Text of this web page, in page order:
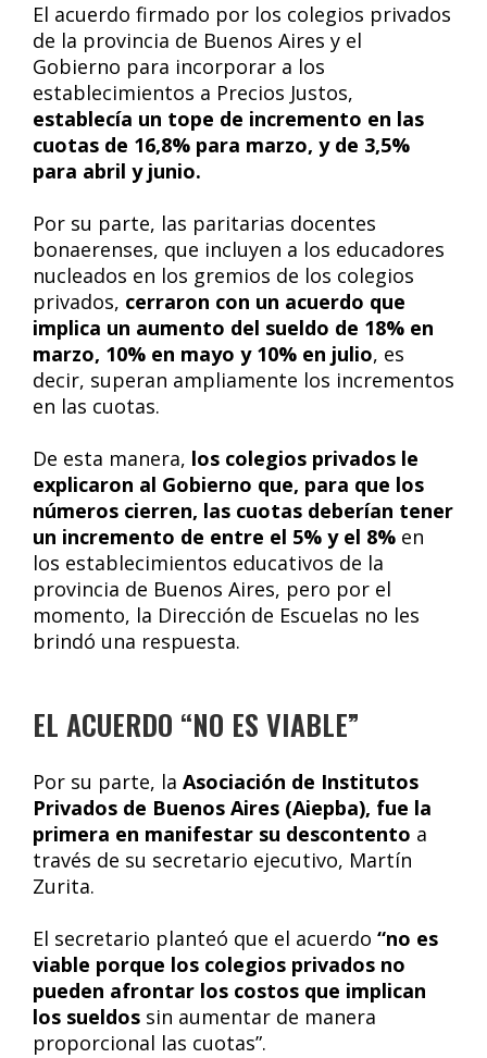
El acuerdo firmado por los colegios privados
de la provincia de Buenos Aires y el
Gobierno para incorporar a los
establecimientos a Precios Justos,
establecía un tope de incremento en las
cuotas de 16,8% para marzo, y de 3,5%
para abril y junio.
Por su parte, las paritarias docentes
bonaerenses, que incluyen a los educadores
nucleados en los gremios de los colegios
privados, cerraron con un acuerdo que
implica un aumento del sueldo de 18% en
marzo, 10% en mayo y 10% en julio, es
decir, superan ampliamente los incrementos
en las cuotas.
De esta manera, los colegios privados le
explicaron al Gobierno que, para que los
números cierren, las cuotas deberían tener
un incremento de entre el 5% y el 8% en
los establecimientos educativos de la
provincia de Buenos Aires, pero por el
momento, la Dirección de Escuelas no les
brindó una respuesta.
EL ACUERDO “NO ES VIABLE”
Por su parte, la Asociación de Institutos
Privados de Buenos Aires (Aiepba), fue la
primera en manifestar su descontento a
través de su secretario ejecutivo, Martín
Zurita.
El secretario planteó que el acuerdo “no es
viable porque los colegios privados no
pueden afrontar los costos que implican
los sueldos sin aumentar de manera
proporcional las cuotas”.